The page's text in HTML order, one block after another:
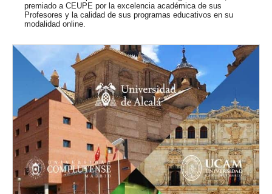
premiado a CEUPE por la excelencia académica de sus
Profesores y la calidad de sus programas educativos en su
modalidad online.